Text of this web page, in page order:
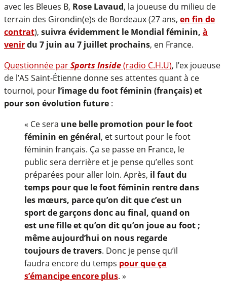
avec les Bleues B, Rose Lavaud, la joueuse du milieu de
terrain des Girondin(e)s de Bordeaux (27 ans, en fin de
contrat), suivra évidemment le Mondial féminin, à
venirdu 7 juin au 7 juillet prochains, en France.
Questionnée parSports Inside(radio C.H.U), l’ex joueuse
de l’AS Saint-Étienne donne ses attentes quant à ce
tournoi, pour l’image du foot féminin (français) et
pour son évolution future :
« Ce sera une belle promotion pour le foot
féminin en général, et surtout pour le foot
féminin français. Ça se passe en France, le
public sera derrière et je pense qu’elles sont
préparées pour aller loin. Après, il faut du
temps pour que le foot féminin rentre dans
les mœurs, parce qu’on dit que c’est un
sport de garçons donc au final, quand on
est une fille et qu’on dit qu’on joue au foot ;
même aujourd’hui on nous regarde
toujours de travers. Donc je pense qu’il
faudra encore du temps pour que ça
s’émancipe encore plus. »